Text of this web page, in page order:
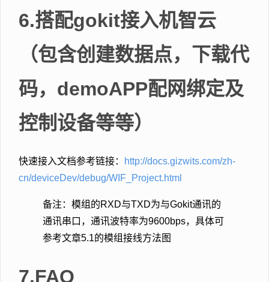
6.搭配gokit接入机智云
（包含创建数据点，下载代
码，demoAPP配网绑定及
控制设备等等）
快速接入文档参考链接：
http://docs.gizwits.com/zh-
cn/deviceDev/debug/WIF_Project.html
备注：模组的RXD与TXD为与Gokit通讯的
通讯串口，通讯波特率为9600bps，具体可
参考文章5.1的模组接线方法图
7.FAQ